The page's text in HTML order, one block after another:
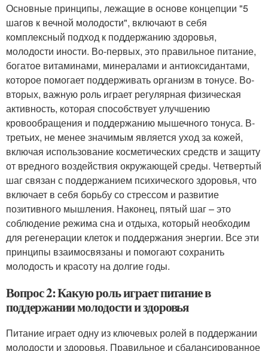
Основные принципы, лежащие в основе концепции "5
шагов к вечной молодости", включают в себя
комплексный подход к поддержанию здоровья,
молодости иности. Во-первых, это правильное питание,
богатое витаминами, минералами и антиоксидантами,
которое помогает поддерживать организм в тонусе. Во-
вторых, важную роль играет регулярная физическая
активность, которая способствует улучшению
кровообращения и поддержанию мышечного тонуса. В-
третьих, не менее значимым является уход за кожей,
включая использование косметических средств и защиту
от вредного воздействия окружающей среды. Четвертый
шаг связан с поддержанием психического здоровья, что
включает в себя борьбу со стрессом и развитие
позитивного мышления. Наконец, пятый шаг – это
соблюдение режима сна и отдыха, который необходим
для регенерации клеток и поддержания энергии. Все эти
принципы взаимосвязаны и помогают сохранить
молодость и красоту на долгие годы.
Вопрос 2: Какую роль играет питание в
поддержании молодости и здоровья
Питание играет одну из ключевых ролей в поддержании
молодости и здоровья. Правильное и сбалансированное